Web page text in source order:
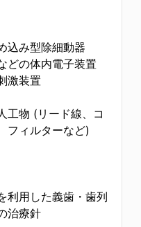
込み型除細動器
どの体内電子装置
激装置
工物 (リード線、コ
フィルターなど)
利用した義歯・歯列
治療針